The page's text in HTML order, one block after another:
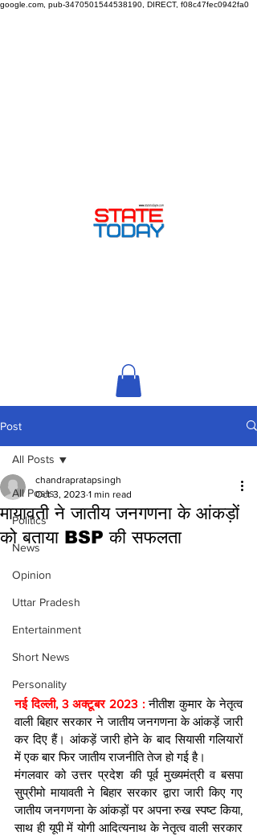
google.com, pub-3470501544538190, DIRECT, f08c47fec0942fa0
Post
All Posts
Politics
News
Opinion
Uttar Pradesh
Entertainment
Short News
Personality
All Posts
मायावती ने जातीय जनगणना के आंकड़ों
को बताया BSP की सफलता
chandrapratapsingh
Oct 3, 2023 1 min read
नई दिल्ली, 3 अक्टूबर 2023 : नीतीश कुमार के नेतृत्व
वाली बिहार सरकार ने जातीय जनगणना के आंकड़ें जारी
कर दिए हैं। आंकड़ें जारी होने के बाद सियासी गलियारों
में एक बार फिर जातीय राजनीति तेज हो गई है।
मंगलवार को उत्तर प्रदेश की पूर्व मुख्यमंत्री व बसपा
सु्प्रीमो मायावती ने बिहार सरकार द्वारा जारी किए गए
जातीय जनगणना के आंकड़ों पर अपना रुख स्पष्ट किया,
साथ ही यूपी में योगी आदित्यनाथ के नेतृत्व वाली सरकार